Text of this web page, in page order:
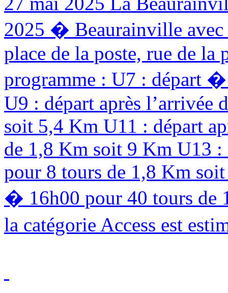
2025 � Beaurainville
place de la poste, rue de la
programme : U7 : départ
U9 : départ après l’arrivée
soit 5,4 Km U11 : départ
de 1,8 Km soit 9 Km U13 :
pour 8 tours de 1,8 Km
� 16h00 pour 40 tours de
la catégorie Access est